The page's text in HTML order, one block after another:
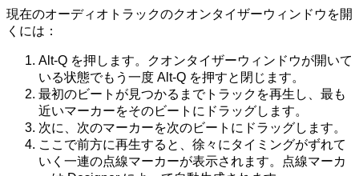
現在のオーディオトラックのクオンタイザーウィンドウを開
くには：
Alt-Q を押します。クオンタイザーウィンドウが開いて
いる状態でもう一度 Alt-Q を押すと閉じます。
最初のビートが見つかるまでトラックを再生し、最も
近いマーカーをそのビートにドラッグします。
次に、次のマーカーを次のビートにドラッグします。
ここで前方に再生すると、徐々にタイミングがずれて
いく一連の点線マーカーが表示されます。点線マーカ